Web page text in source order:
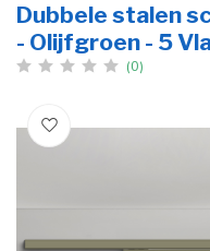
Dubbele stalen
- Olijfgroen - 5
(0)